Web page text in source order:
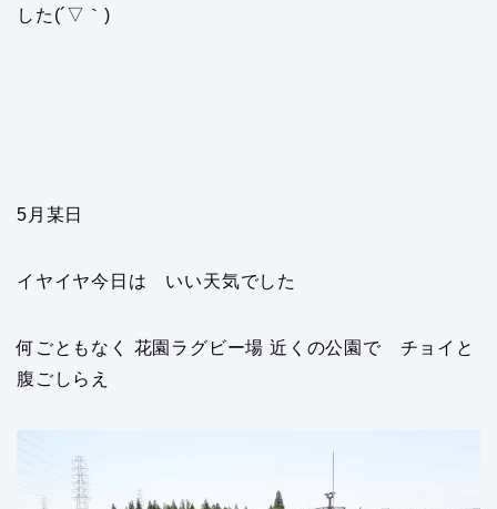
した(´▽｀)
5月某日
イヤイヤ今日は いい天気でした
何ごともなく 花園ラグビー場 近くの公園で チョイと
腹ごしらえ